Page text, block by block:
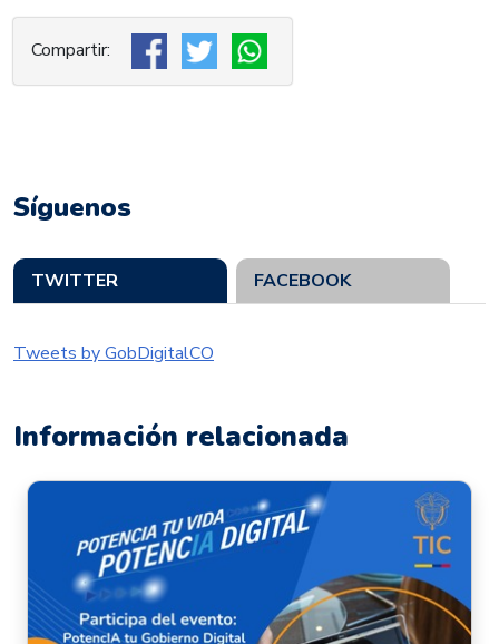
Síguenos
TWITTER FACEBOOK
Tweets by GobDigitalCO
Información relacionada